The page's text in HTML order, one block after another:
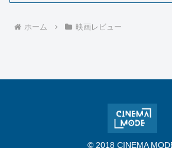
ホーム 映画レビュー
© 2018 CINEMA